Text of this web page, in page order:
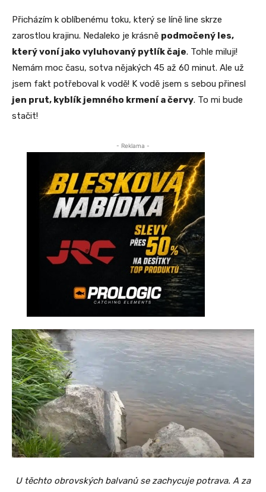
Přicházím k oblíbenému toku, který se líně line skrze
zarostlou krajinu. Nedaleko je krásně podmočený les,
který voní jako vyluhovaný pytlík čaje. Tohle miluji!
Nemám moc času, sotva nějakých 45 až 60 minut. Ale už
jsem fakt potřeboval k vodě! K vodě jsem s sebou přinesl
jen prut, kyblík jemného krmení a červy. To mi bude
stačit!
- Reklama -
U těchto obrovských balvanů se zachycuje potrava. A za